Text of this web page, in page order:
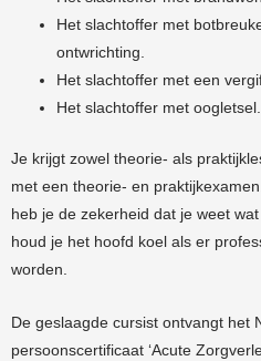
Het slachtoffer met
ontwrichting.
Het slachtoffer met een
Het slachtoffer met oogletsel.
Je krijgt zowel theorie- als
met een theorie- en
heb je de zekerheid dat je weet
houd je het hoofd koel als er
worden.
De geslaagde cursist ontvangt het
persoonscertificaat ‘Acute